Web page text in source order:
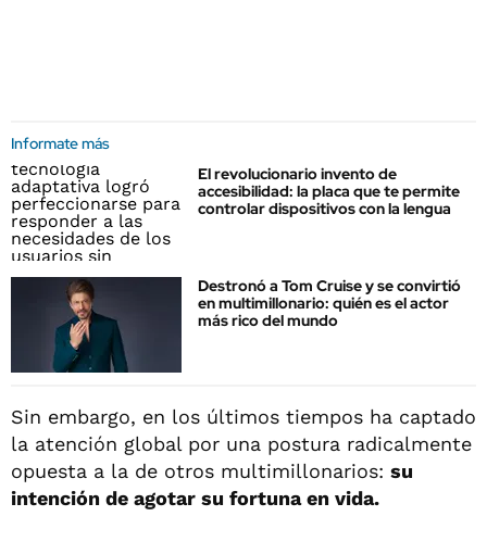
Informate más
El revolucionario invento de
accesibilidad: la placa que te permite
controlar dispositivos con la lengua
Destronó a Tom Cruise y se convirtió
en multimillonario: quién es el actor
más rico del mundo
Sin embargo, en los últimos tiempos ha captado
la atención global por una postura radicalmente
opuesta a la de otros multimillonarios: su
intención de agotar su fortuna en vida.